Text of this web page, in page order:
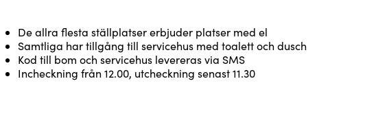
De allra flesta ställplatser erbjuder platser med el
Samtliga har tillgång till servicehus med toalett och dusch
Kod till bom och servicehus levereras via SMS
Incheckning från 12.00, utcheckning senast 11.30